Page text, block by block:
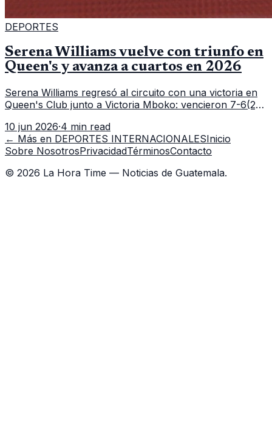
DEPORTES
Serena Williams vuelve con triunfo en
Queen's y avanza a cuartos en 2026
Serena Williams regresó al circuito con una victoria en
Queen's Club junto a Victoria Mboko: vencieron 7-6(2),
meterse en cuartos de final.
10 jun 2026·4 min read
← Más en DEPORTES INTERNACIONALESInicio
Sobre NosotrosPrivacidadTérminosContacto
© 2026 La Hora Time — Noticias de Guatemala.